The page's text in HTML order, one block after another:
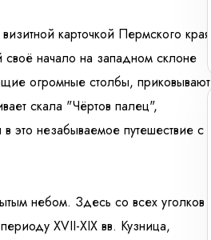
карточкой Пермского края.
своё начало на западном склоне
огромные столбы, приковывают
скала "Чёртов палец",
это незабываемое путешествие с
небом. Здесь со всех уголков
XVII-XIX вв. Кузница,